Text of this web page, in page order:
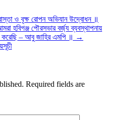
রাস্তা ও বৃক্ষ রোপন অভিযান উদ্বোধন ॥
হবিগঞ্জ পৌরসভার বর্জ্য ব্যবস্থাপনায়
করেছি – আবু জাহির এমপি ॥ →
Required fields are